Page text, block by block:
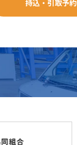
持込・引取予約